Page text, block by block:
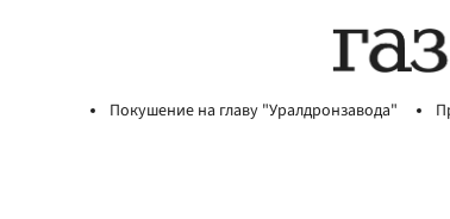
Покушение на главу "Уралдронзавода"